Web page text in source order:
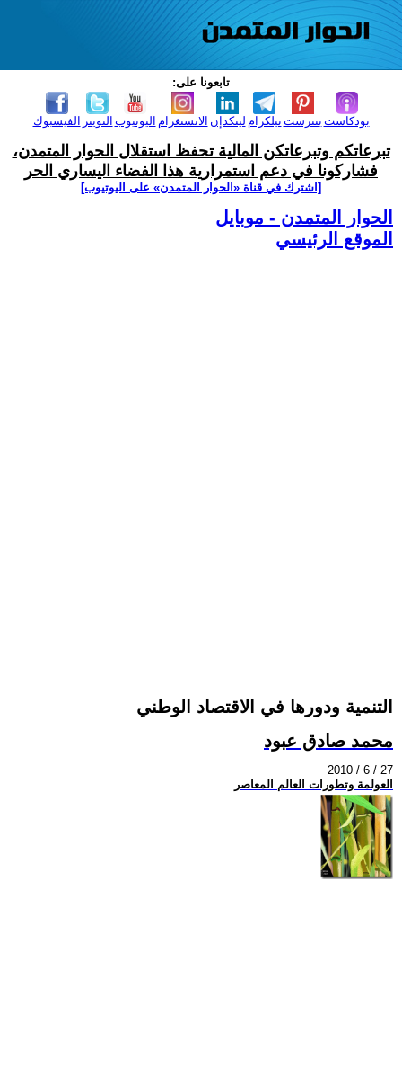
تابعونا على:
الفيسبوك التويتر اليوتيوب الانستغرام لينكدإن تيلكرامبنترست بودكاست
تبرعاتكم وتبرعاتكن المالية تحفظ استقلال الحوار المتمدن،
فشاركونا في دعم استمرارية هذا الفضاء اليساري الحر
[اشترك في قناة ‫«الحوار المتمدن» على اليوتيوب]
الحوار المتمدن - موبايل
الموقع الرئيسي
التنمية ودورها في الاقتصاد الوطني
محمد صادق عبود
2010 / 6 / 27
العولمة وتطورات العالم المعاصر